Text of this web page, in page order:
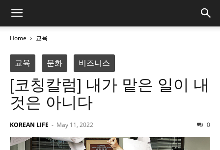
Home 교육
교육 문화 비즈니스
[코칭칼럼] 내가 맡은 일이 내
것은 아니다
KOREAN LIFE - May 11, 2022 0